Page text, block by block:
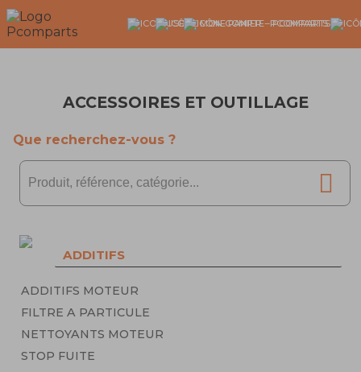
ACCESSOIRES ET OUTILLAGE
Que recherchez-vous ?
ADDITIFS
ADDITIFS MOTEUR
FILTRE A PARTICULE
NETTOYANTS MOTEUR
STOP FUITE